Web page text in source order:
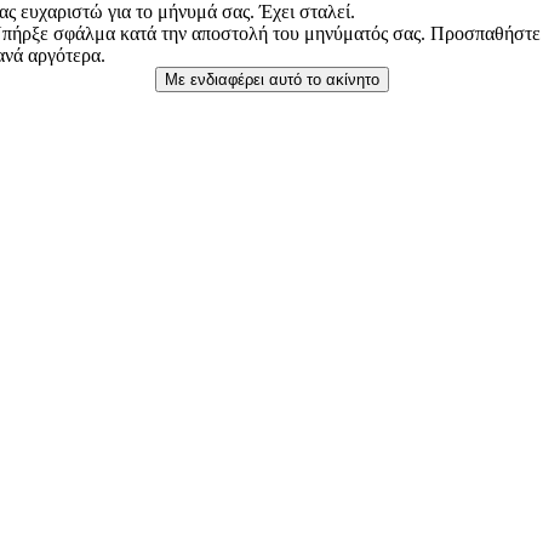
ευχαριστώ για το μήνυμά σας. Έχει σταλεί.
σφάλμα κατά την αποστολή του μηνύματός σας. Προσπαθήστε
αργότερα.
Με ενδιαφέρει αυτό το ακίνητο